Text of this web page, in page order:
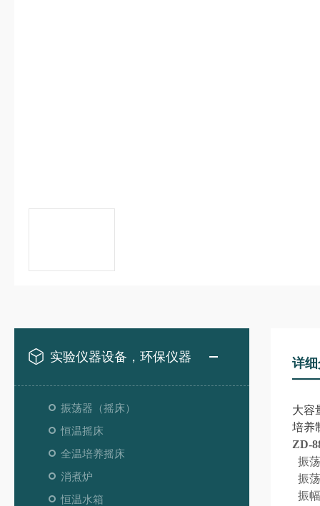
实验仪器设备，环保仪器
振荡器（摇床）
恒温摇床
全温培养摇床
消煮炉
恒温水箱
详
大容
培养
ZD-
振
振
振